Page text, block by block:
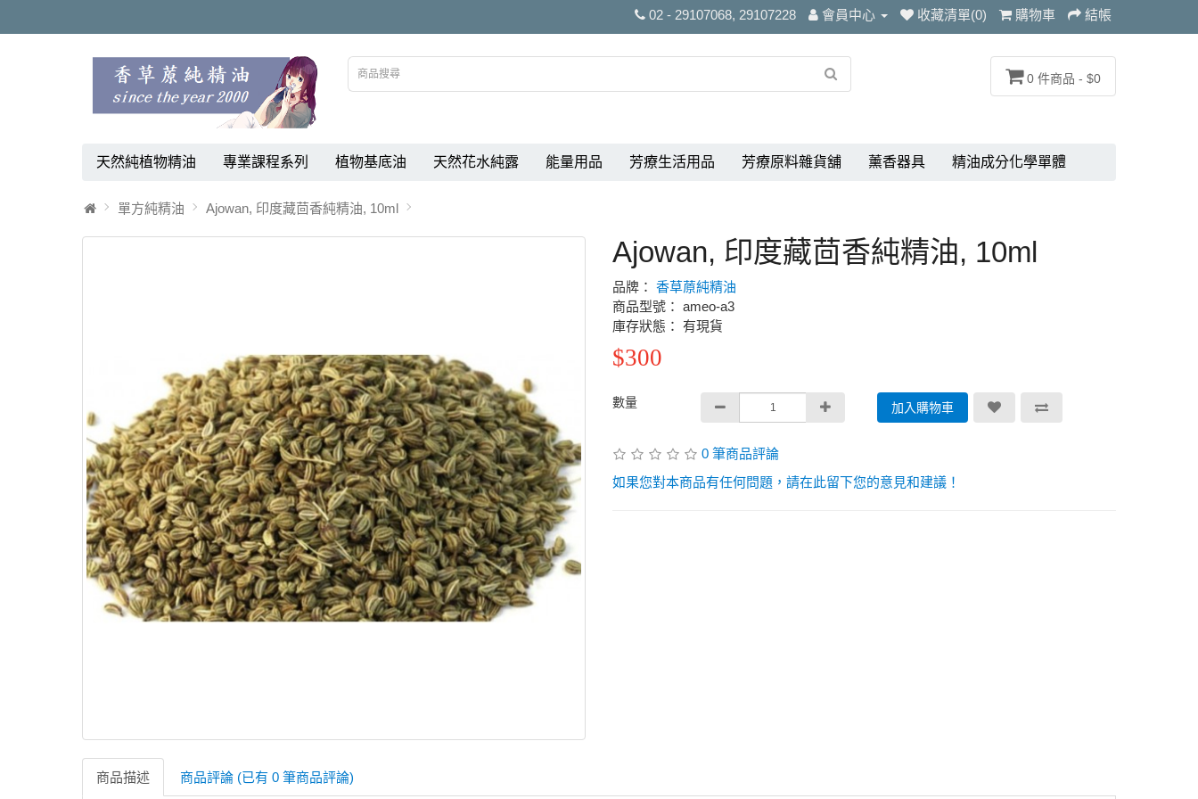
02 - 29107068, 29107228 會員中心 收藏清單(0) 購物車 結帳
0 件商品 - $0
天然純植物精油 專業課程系列 植物基底油 天然花水純露 能量用品 芳療生活用品 芳療原料雜貨舖 薰香器具 精油成分化學單體
單方純精油 Ajowan, 印度藏茴香純精油, 10ml
Ajowan, 印度藏茴香純精油, 10ml
品牌： 香草蒝純精油
商品型號： ameo-a3
庫存狀態： 有現貨
$300
數量 加入購物車
0 筆商品評論
如果您對本商品有任何問題，請在此留下您的意見和建議！
商品描述 商品評論 (已有 0 筆商品評論)